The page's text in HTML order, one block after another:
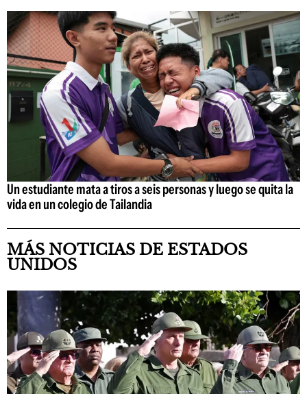
Un estudiante mata a tiros a seis personas y luego se quita la
vida en un colegio de Tailandia
MÁS NOTICIAS DE ESTADOS
UNIDOS